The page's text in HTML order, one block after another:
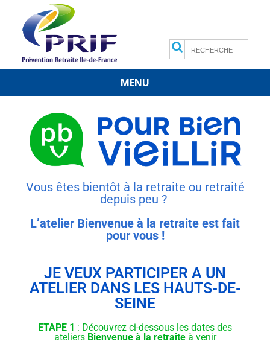
Search
MENU
content
Vous êtes bientôt à la retraite ou retraité
depuis peu ?
L’atelier Bienvenue à la retraite est fait
pour vous !
JE VEUX PARTICIPER A UN
ATELIER DANS LES HAUTS-DE-
SEINE
ETAPE 1 : Découvrez ci-dessous les dates des
ateliers Bienvenue à la retraite à venir